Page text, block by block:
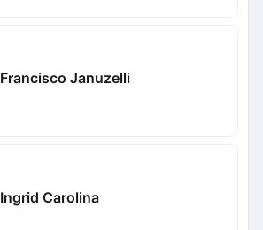
Francisco Januzelli
Ingrid Carolina